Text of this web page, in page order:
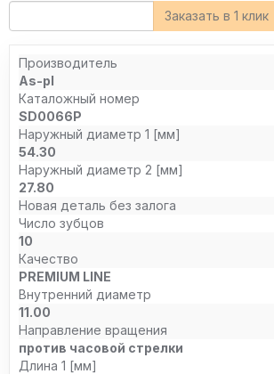
Заказать в 1 клик
Производитель
As-pl
Каталожный номер
SD0066P
Наружный диаметр 1 [мм]
54.30
Наружный диаметр 2 [мм]
27.80
Новая деталь без залога
Число зубцов
10
Качество
PREMIUM LINE
Внутренний диаметр
11.00
Направление вращения
против часовой стрелки
Длина 1 [мм]